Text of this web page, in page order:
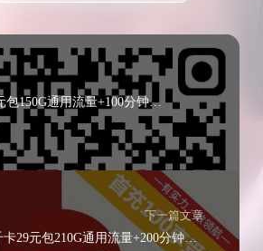
联通千年卡19元包150G通用流量+100分钟通话
下一篇文章
联通千千卡29元包210G通用流量+200分钟通话